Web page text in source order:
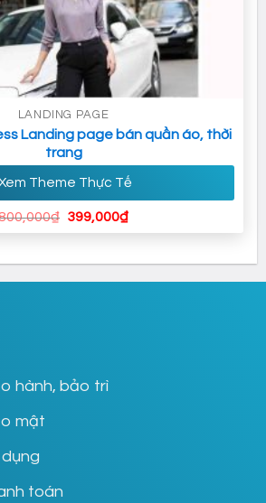
LANDING PAGE
Landing page bán quần áo, thời
trang
Theme Thực Tế
₫ Giá
399,000₫Giá
399,000₫.
hành, bảo trì
mật
toán